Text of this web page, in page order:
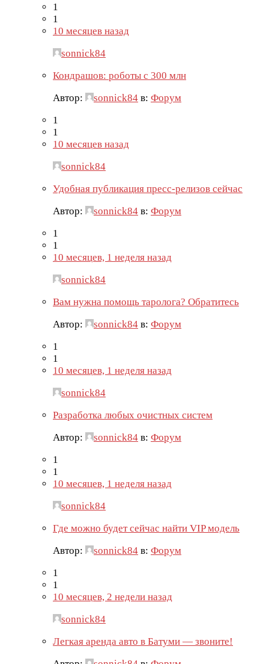
1
1
10 месяцев назад
sonnick84
Кондрашов: роботы с 300 млн
Автор:
sonnick84 в: Форум
1
1
10 месяцев назад
sonnick84
Удобная публикация пресс-релизов сейчас
Автор:
sonnick84 в: Форум
1
1
10 месяцев, 1 неделя назад
sonnick84
Вам нужна помощь таролога? Обратитесь
Автор:
sonnick84 в: Форум
1
1
10 месяцев, 1 неделя назад
sonnick84
Разработка любых очистных систем
Автор:
sonnick84 в: Форум
1
1
10 месяцев, 1 неделя назад
sonnick84
Где можно будет сейчас найти VIP модель
Автор:
sonnick84 в: Форум
1
1
10 месяцев, 2 недели назад
sonnick84
Легкая аренда авто в Батуми — звоните!